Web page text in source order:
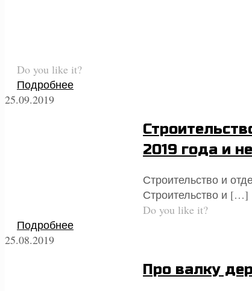
Do you like it?
Подробнее
25.09.2019
2019 года и
Строительство и
Строительство и […]
Do you like it?
Подробнее
25.08.2019
Про валку